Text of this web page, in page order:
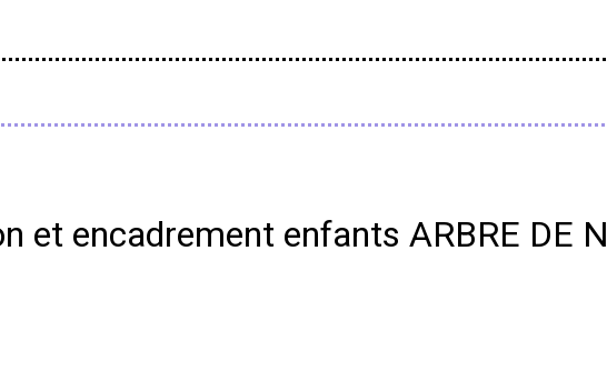
et encadrement enfants ARBRE DE